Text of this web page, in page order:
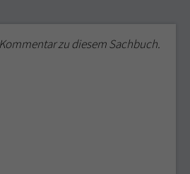
zu diesem Sachbuch.